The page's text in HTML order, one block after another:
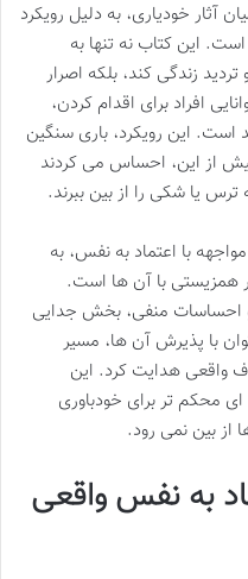
خودیاری، به دلیل رویکرد
این کتاب نه تنها به
زندگی کند، بلکه اصرار
افراد برای اقدام کردن،
این رویکرد، باری سنگین
از این، احساس می کردند
ترس یا شکی را از بین ببرند.
با اعتماد به نفس، به
همزیستی با آن ها است.
احساسات منفی، بخش جدایی
با پذیرش آن ها، مسیر
واقعی هدایت کرد. این
ای محکم تر برای خودباوری
از بین نمی رود.
به نفس واقعی